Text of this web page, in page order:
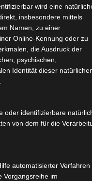
elit. Sed ultricies
elementum justo
eu posuere lectus
wird eine
insbesondere mittels
Namen, zu einer
Online-Kennung oder zu
die Ausdruck der
psychischen,
Identität dieser
oder identifizierbare
von dem für die
automatisierter Verfahren
Vorgangsreihe im